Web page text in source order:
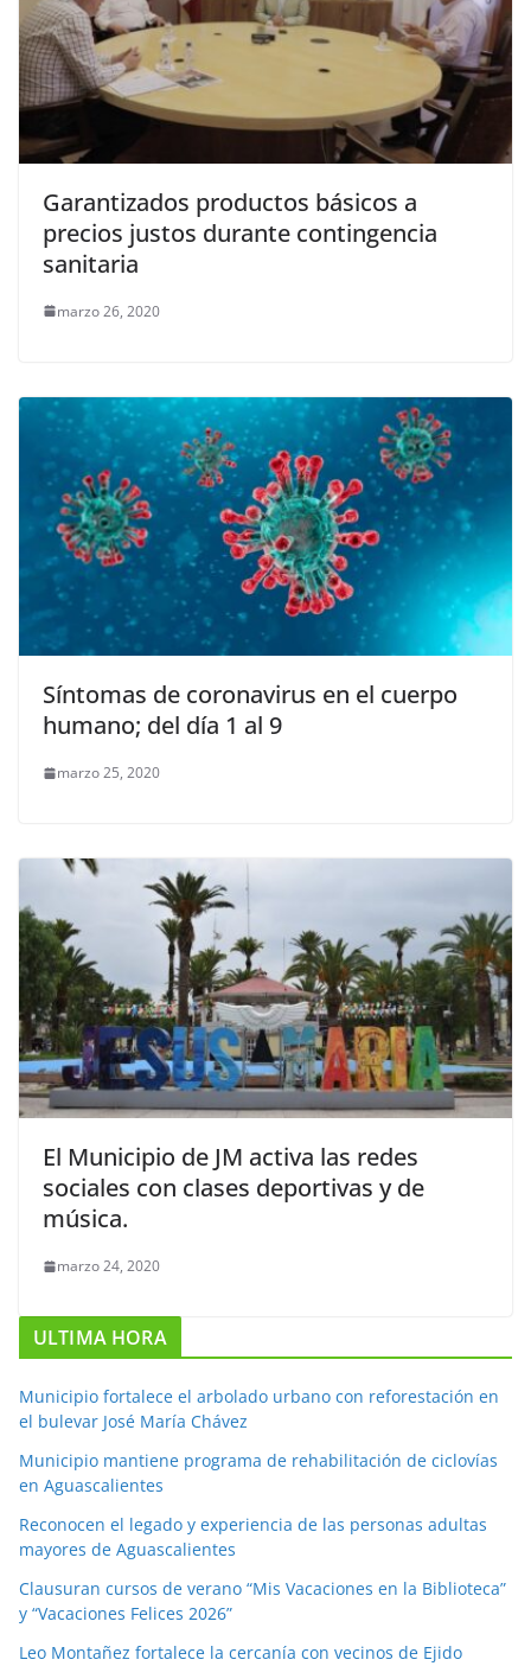
Garantizados productos básicos a
precios justos durante contingencia
sanitaria
marzo 26, 2020
Síntomas de coronavirus en el cuerpo
humano; del día 1 al 9
marzo 25, 2020
El Municipio de JM activa las redes
sociales con clases deportivas y de
música.
marzo 24, 2020
ULTIMA HORA
Municipio fortalece el arbolado urbano con reforestación en
el bulevar José María Chávez
Municipio mantiene programa de rehabilitación de ciclovías
en Aguascalientes
Reconocen el legado y experiencia de las personas adultas
mayores de Aguascalientes
Clausuran cursos de verano “Mis Vacaciones en la Biblioteca”
y “Vacaciones Felices 2026”
Leo Montañez fortalece la cercanía con vecinos de Ejido